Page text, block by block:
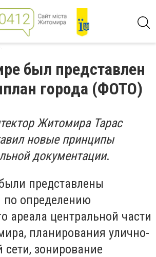
был представлен
города (ФОТО)
Житомира Тарас
новые принципы
документации.
представлены
по определению
ареала центральной части
планирования улично-
сети, зонирование